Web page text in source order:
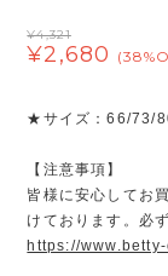
¥4,321
¥2,680
★サイズ：66/73/
【注意事項】
皆様に安心してお
けております。必
https://